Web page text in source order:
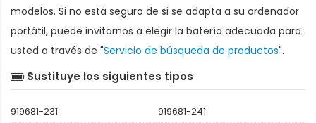
modelos. Si no está seguro de si se adapta a su ordenador
portátil, puede invitarnos a elegir la batería adecuada para
usted a través de "Servicio de búsqueda de productos".
Sustituye los siguientes tipos
919681-231
919681-241